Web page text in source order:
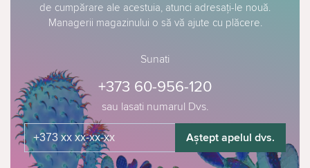
de cumpărare ale acestuia, atunci adresați-le nouă.
Managerii magazinului o să vă ajute cu plăcere.
Sunati
sau lasati numarul Dvs.
+373 60-956-120
Aștept apelul dvs.